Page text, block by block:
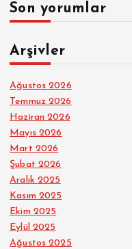
Son yorumlar
Arşivler
Ağustos 2026
Temmuz 2026
Haziran 2026
Mayıs 2026
Mart 2026
Şubat 2026
Aralık 2025
Kasım 2025
Ekim 2025
Eylül 2025
Ağustos 2025